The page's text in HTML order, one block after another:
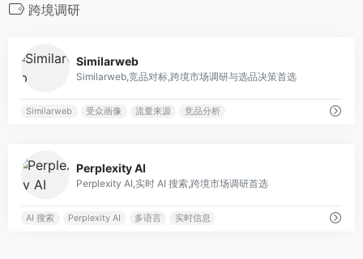
跨境调研
Similarweb
Similarweb,竞品对标,跨境市场调研与选品决策首选
Similarweb 受众画像 流量来源 竞品分析
Perplexity AI
Perplexity AI,实时 AI 搜索,跨境市场调研首选
AI 搜索 Perplexity AI 多语言 实时信息